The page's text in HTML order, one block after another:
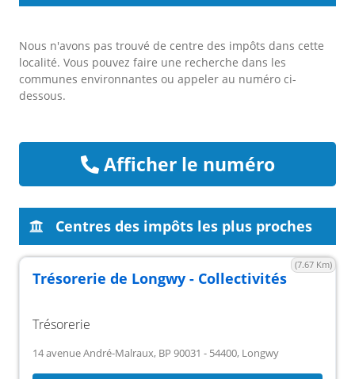
Nous n'avons pas trouvé de centre des impôts dans cette
localité. Vous pouvez faire une recherche dans les
communes environnantes ou appeler au numéro ci-
dessous.
Afficher le numéro
Centres des impôts les plus proches
(7.67 Km)
Trésorerie de Longwy - Collectivités
Trésorerie
14 avenue André-Malraux, BP 90031 - 54400, Longwy